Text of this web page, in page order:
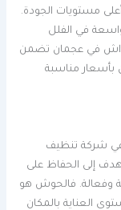
مستويات الجودة.
في الفلل
في عجمان تضمن
مناسبة
في شركة تنظيف
إلى الحفاظ على
وفعالة. فالحوش هو
العناية بالمكان